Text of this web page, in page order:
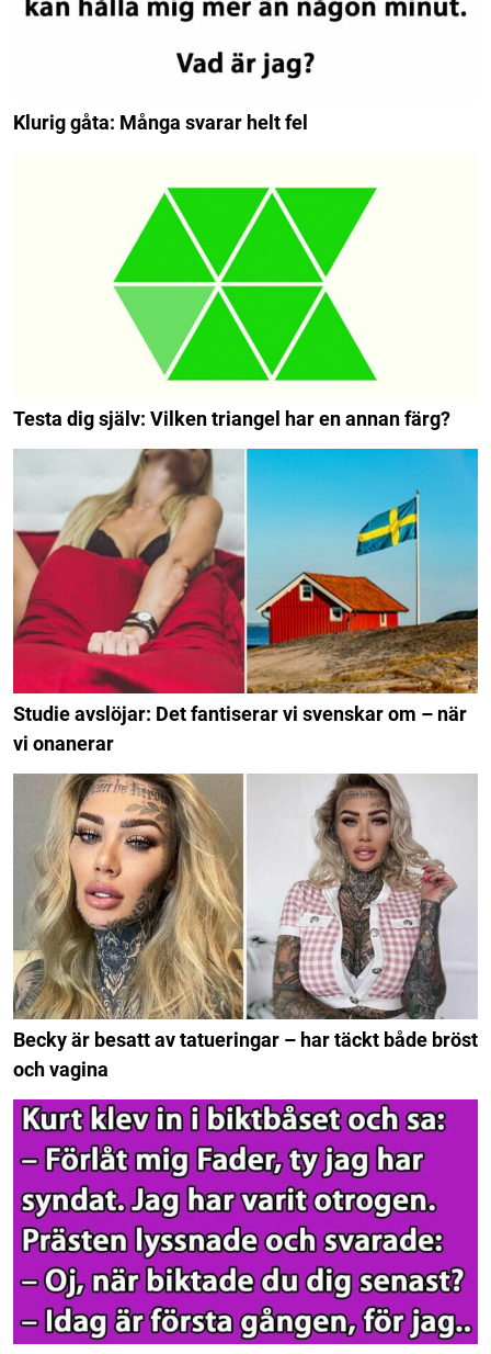
Klurig gåta: Många svarar helt fel
Testa dig själv: Vilken triangel har en annan färg?
Studie avslöjar: Det fantiserar vi svenskar om – när
vi onanerar
Becky är besatt av tatueringar – har täckt både bröst
och vagina